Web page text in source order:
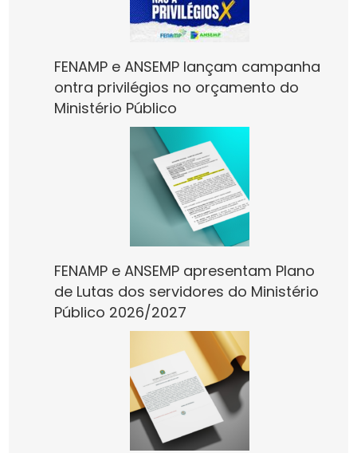
FENAMP e ANSEMP lançam campanha
ontra privilégios no orçamento do
Ministério Público
FENAMP e ANSEMP apresentam Plano
de Lutas dos servidores do Ministério
Público 2026/2027